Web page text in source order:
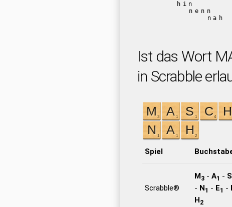
hin
nenn
nah
Ist das Wort
in Scrabble
Spiel
Scrabble®
M3- A1 - S
- N1 - E1 -
H2